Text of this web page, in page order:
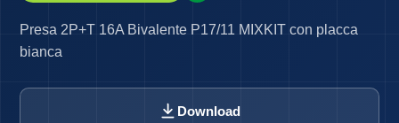
Presa 2P+T 16A Bivalente P17/11 MIXKIT con placca
bianca
Download